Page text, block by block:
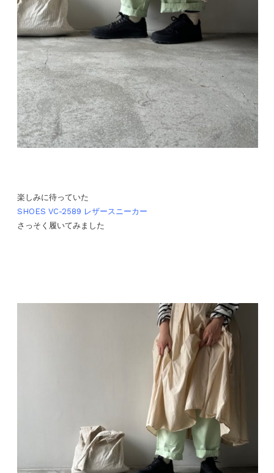
楽しみに待っていた
SHOES VC-2589 レザースニーカー
さっそく履いてみました